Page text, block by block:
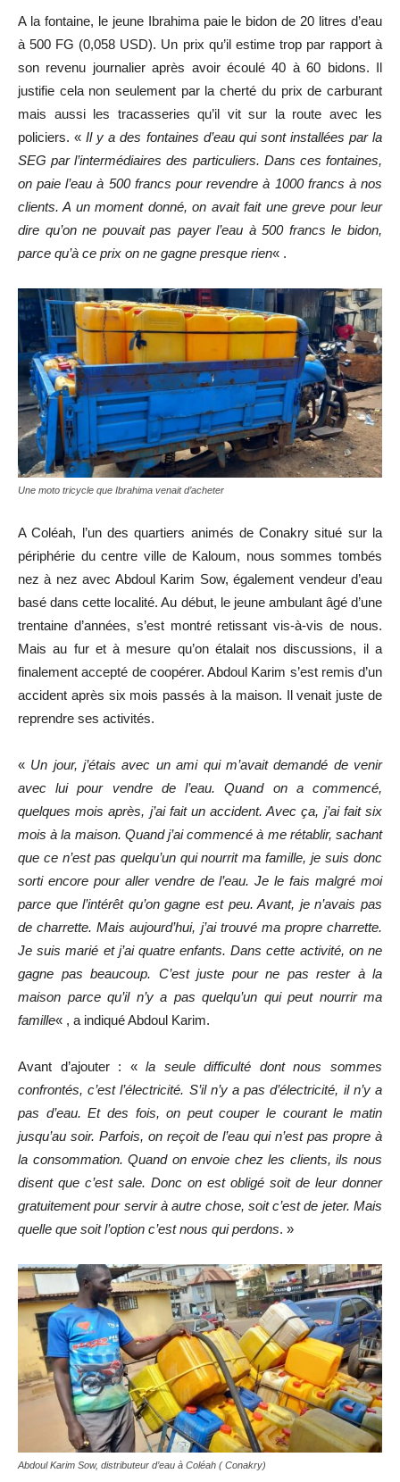
A la fontaine, le jeune Ibrahima paie le bidon de 20 litres d’eau
à 500 FG (0,058 USD). Un prix qu’il estime trop par rapport à
son revenu journalier après avoir écoulé 40 à 60 bidons. Il
justifie cela non seulement par la cherté du prix de carburant
mais aussi les tracasseries qu’il vit sur la route avec les
policiers. «Il y a des fontaines d’eau qui sont installées par la
SEG par l’intermédiaires des particuliers. Dans ces fontaines,
on paie l’eau à 500 francs pour revendre à 1000 francs à nos
clients. A un moment donné, on avait fait une greve pour leur
dire qu’on ne pouvait pas payer l’eau à 500 francs le bidon,
parce qu’à ce prix on ne gagne presque rien« .
Une moto tricycle que Ibrahima venait d’acheter
A Coléah, l’un des quartiers animés de Conakry situé sur la
périphérie du centre ville de Kaloum, nous sommes tombés
nez à nez avec Abdoul Karim Sow, également vendeur d’eau
basé dans cette localité. Au début, le jeune ambulant âgé d’une
trentaine d’années, s’est montré retissant vis-à-vis de nous.
Mais au fur et à mesure qu’on étalait nos discussions, il a
finalement accepté de coopérer. Abdoul Karim s’est remis d’un
accident après six mois passés à la maison. Il venait juste de
reprendre ses activités.
« Un jour, j’étais avec un ami qui m’avait demandé de venir
avec lui pour vendre de l’eau. Quand on a commencé,
quelques mois après, j’ai fait un accident. Avec ça, j’ai fait six
mois à la maison. Quand j’ai commencé à me rétablir, sachant
que ce n’est pas quelqu’un qui nourrit ma famille, je suis donc
sorti encore pour aller vendre de l’eau. Je le fais malgré moi
parce que l’intérêt qu’on gagne est peu. Avant, je n’avais pas
de charrette. Mais aujourd’hui, j’ai trouvé ma propre charrette.
Je suis marié et j’ai quatre enfants. Dans cette activité, on ne
gagne pas beaucoup. C’est juste pour ne pas rester à la
maison parce qu’il n’y a pas quelqu’un qui peut nourrir ma
famille« , a indiqué Abdoul Karim.
Avant d’ajouter : «la seule difficulté dont nous sommes
confrontés, c’est l’électricité. S’il n’y a pas d’électricité, il n’y a
pas d’eau. Et des fois, on peut couper le courant le matin
jusqu’au soir. Parfois, on reçoit de l’eau qui n’est pas propre à
la consommation. Quand on envoie chez les clients, ils nous
disent que c’est sale. Donc on est obligé soit de leur donner
gratuitement pour servir à autre chose, soit c’est de jeter. Mais
quelle que soit l’option c’est nous qui perdons. »
Abdoul Karim Sow, distributeur d’eau à Coléah ( Conakry)